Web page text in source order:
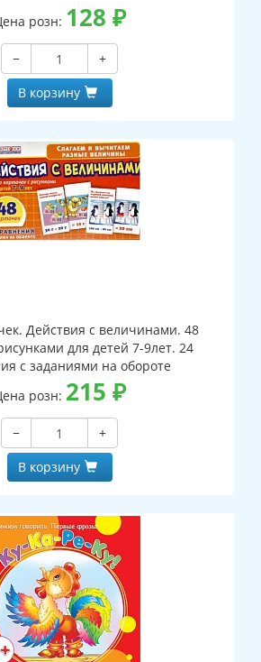
розн: 128 ₽
−
+
В корзину
Действия с величинами. 48
для детей 7-9лет. 24
уравнения с заданиями на обороте
розн: 215 ₽
−
+
В корзину